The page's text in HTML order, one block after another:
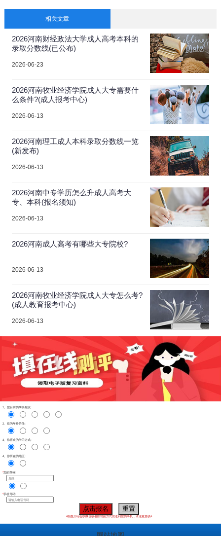
相关文章
2026河南财经政法大学成人高考本科的
录取分数线(已公布)
2026-06-23
2026河南牧业经济学院成人大专需要什
么条件?(成人报考中心)
2026-06-13
2026河南理工成人本科录取分数线一览
(新发布)
2026-06-13
2026河南中专学历怎么升成人高考大
专、本科(报名须知)
2026-06-13
2026河南成人高考有哪些大专院校?
2026-06-13
2026河南牧业经济学院成人大专怎么考?
(成人教育报考中心)
2026-06-13
1、您目前的学历层次:
2、你的年龄阶段:
3、你喜欢的学习方式:
4、你所在的地区:
*您的尊称:
*手机号码:
点击报名 重置
#招生介绍会以微信或者邮箱的方式发送到您的手机，请注意查收#